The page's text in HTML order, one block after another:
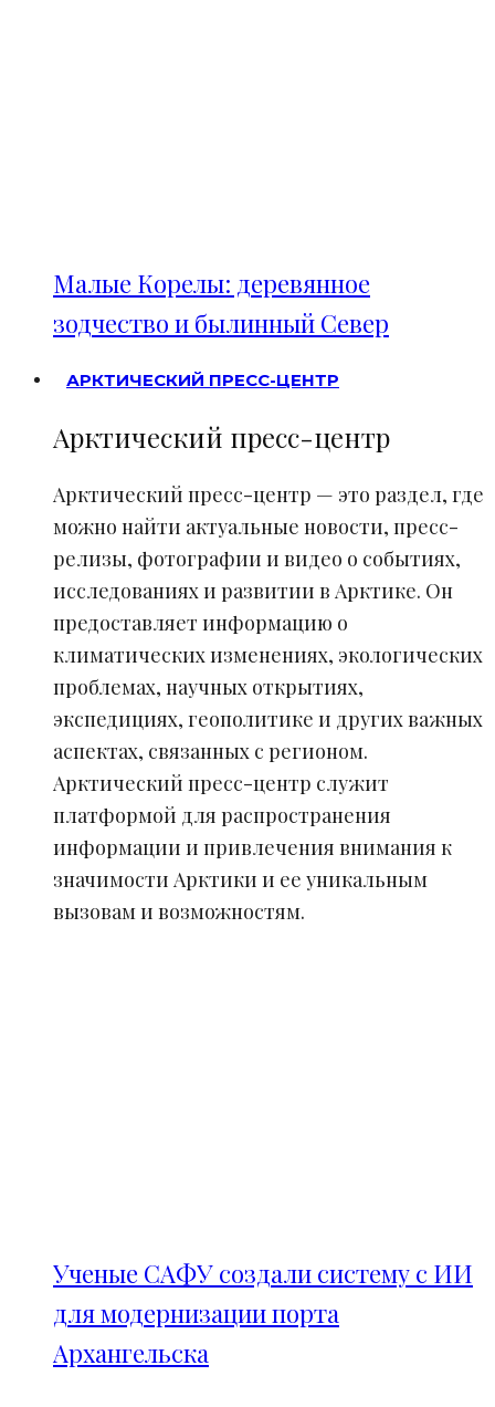
Малые Корелы: деревянное
зодчество и былинный Север
АРКТИЧЕСКИЙ ПРЕСС-ЦЕНТР
Арктический пресс-центр
Арктический пресс-центр — это раздел, где
можно найти актуальные новости, пресс-
релизы, фотографии и видео о событиях,
исследованиях и развитии в Арктике. Он
предоставляет информацию о
климатических изменениях, экологических
проблемах, научных открытиях,
экспедициях, геополитике и других важных
аспектах, связанных с регионом.
Арктический пресс-центр служит
платформой для распространения
информации и привлечения внимания к
значимости Арктики и ее уникальным
вызовам и возможностям.
Ученые САФУ создали систему с ИИ
для модернизации порта
Архангельска